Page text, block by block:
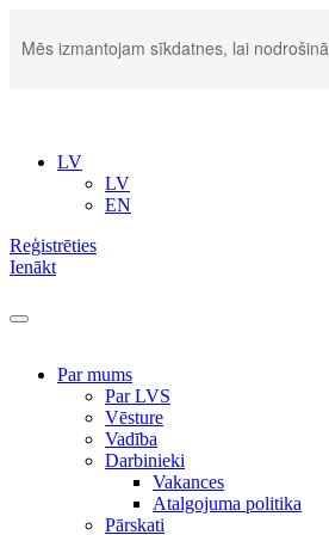
Mēs izmantojam sīkdatnes, lai
LV
LV
EN
Reģistrēties
Ienākt
Par mums
Par LVS
Vēsture
Vadība
Darbinieki
Vakances
Atalgojuma politika
Pārskati